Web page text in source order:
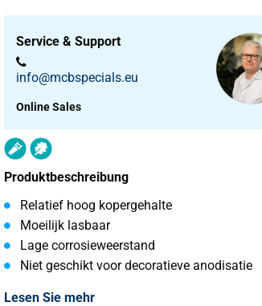
Service & Support
info@mcbspecials.eu
Online Sales
Produktbeschreibung
Relatief hoog kopergehalte
Moeilijk lasbaar
Lage corrosieweerstand
Niet geschikt voor decoratieve anodisatie
Lesen Sie mehr